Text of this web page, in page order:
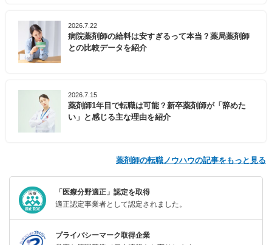
2026.7.22
病院薬剤師の給料は安すぎるって本当？薬局薬剤師
との比較データを紹介
2026.7.15
薬剤師1年目で転職は可能？新卒薬剤師が「辞めた
い」と感じる主な理由を紹介
薬剤師の転職ノウハウの記事をもっと見る
「医療分野適正」認定を取得
適正認定事業者として認定されました。
プライバシーマーク取得企業